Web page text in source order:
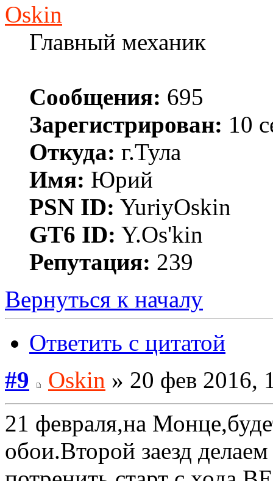
Oskin
Главный механик
Сообщения: 695
Зарегистрирован: 10
Откуда: г.Тула
Имя: Юрий
PSN ID: YuriyOskin
GT6 ID: Y.Os'kin
Репутация: 239
Вернуться к началу
Ответить с цитатой
#9
Oskin » 20 фев 2016,
21 февраля,на
обои.Второй заезд